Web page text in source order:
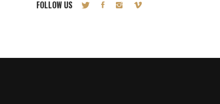
FOLLOW US